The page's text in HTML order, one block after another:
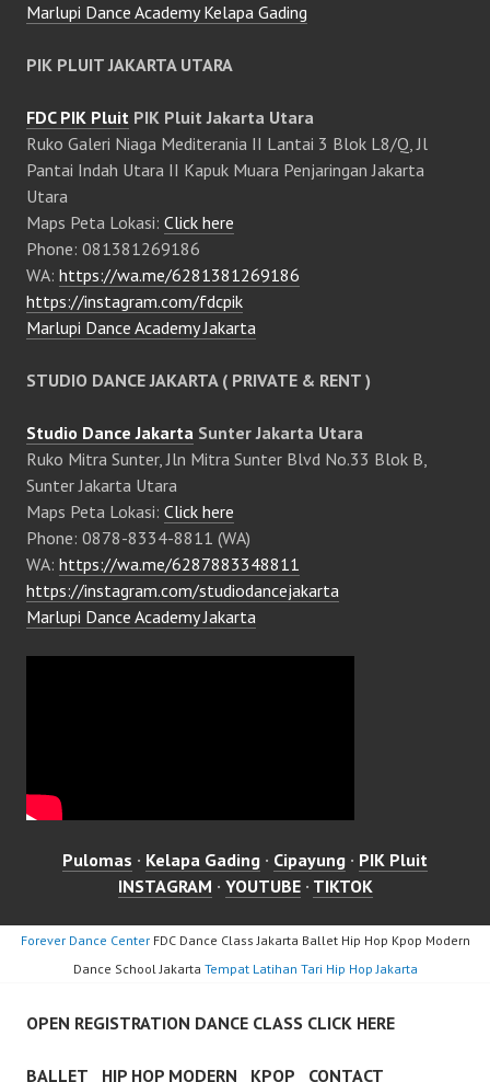
Marlupi Dance Academy Kelapa Gading
PIK PLUIT JAKARTA UTARA
FDC PIK Pluit PIK Pluit Jakarta Utara
Ruko Galeri Niaga Mediterania II Lantai 3 Blok L8/Q, Jl
Pantai Indah Utara II Kapuk Muara Penjaringan Jakarta
Utara
Maps Peta Lokasi: Click here
Phone: 081381269186
WA: https://wa.me/6281381269186
https://instagram.com/fdcpik
Marlupi Dance Academy Jakarta
STUDIO DANCE JAKARTA ( PRIVATE & RENT )
Studio Dance Jakarta Sunter Jakarta Utara
Ruko Mitra Sunter, Jln Mitra Sunter Blvd No.33 Blok B,
Sunter Jakarta Utara
Maps Peta Lokasi: Click here
Phone: 0878-8334-8811 (WA)
WA: https://wa.me/6287883348811
https://instagram.com/studiodancejakarta
Marlupi Dance Academy Jakarta
Pulomas · Kelapa Gading · Cipayung · PIK Pluit
INSTAGRAM · YOUTUBE· TIKTOK
Forever Dance CenterFDC Dance Class Jakarta Ballet Hip Hop Kpop Modern
Dance School Jakarta Tempat Latihan Tari Hip Hop Jakarta
OPEN REGISTRATION DANCE CLASS CLICK HERE
BALLET HIP HOP MODERN KPOP CONTACT